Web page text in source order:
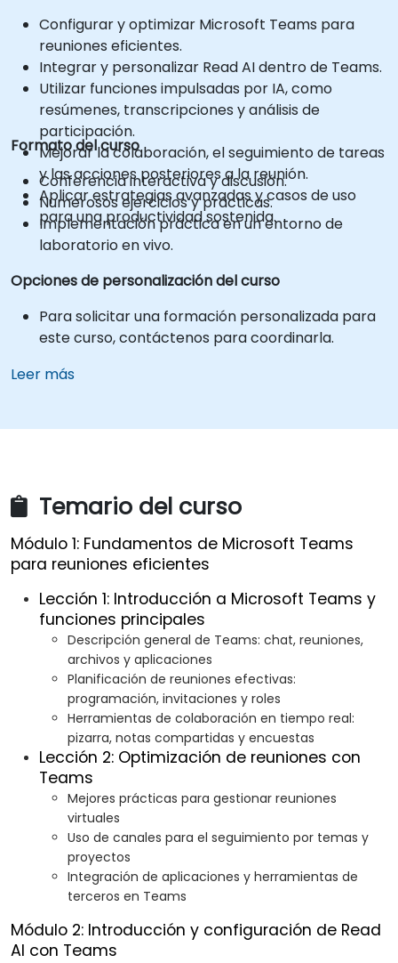
Configurar y optimizar Microsoft Teams para
reuniones eficientes.
Integrar y personalizar Read AI dentro de Teams.
Utilizar funciones impulsadas por IA, como
resúmenes, transcripciones y análisis de
participación.
Mejorar la colaboración, el seguimiento de tareas
y las acciones posteriores a la reunión.
Aplicar estrategias avanzadas y casos de uso
para una productividad sostenida.
Formato del curso
Conferencia interactiva y discusión.
Numerosos ejercicios y prácticas.
Implementación práctica en un entorno de
laboratorio en vivo.
Opciones de personalización del curso
Para solicitar una formación personalizada para
este curso, contáctenos para coordinarla.
Leer más
Temario del curso
Módulo 1: Fundamentos de Microsoft Teams
para reuniones eficientes
Lección 1: Introducción a Microsoft Teams y
funciones principales
Descripción general de Teams: chat, reuniones,
archivos y aplicaciones
Planificación de reuniones efectivas:
programación, invitaciones y roles
Herramientas de colaboración en tiempo real:
pizarra, notas compartidas y encuestas
Lección 2: Optimización de reuniones con
Teams
Mejores prácticas para gestionar reuniones
virtuales
Uso de canales para el seguimiento por temas y
proyectos
Integración de aplicaciones y herramientas de
terceros en Teams
Módulo 2: Introducción y configuración de Read
AI con Teams